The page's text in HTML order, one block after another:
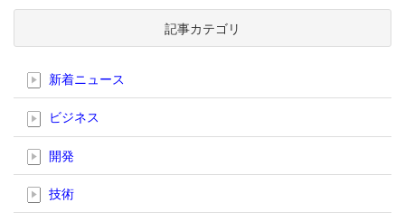
記事カテゴリ
新着ニュース
ビジネス
開発
技術